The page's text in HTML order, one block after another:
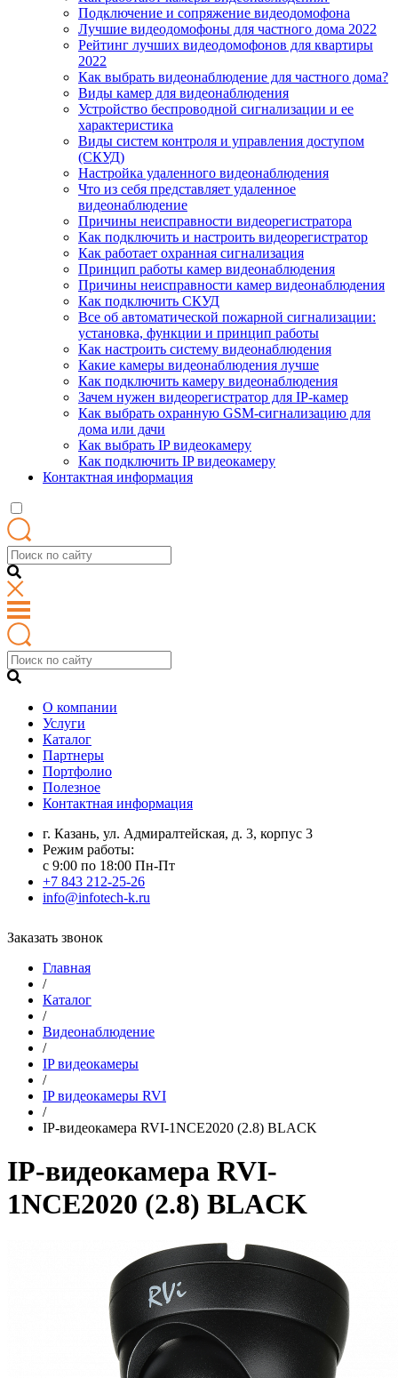
Подключение и сопряжение видеодомофона
Лучшие видеодомофоны для частного дома 2022
Рейтинг лучших видеодомофонов для квартиры
2022
Как выбрать видеонаблюдение для частного дома?
Виды камер для видеонаблюдения
Устройство беспроводной сигнализации и ее
характеристика
Виды систем контроля и управления доступом
(СКУД)
Настройка удаленного видеонаблюдения
Что из себя представляет удаленное
видеонаблюдение
Причины неисправности видеорегистратора
Как подключить и настроить видеорегистратор
Как работает охранная сигнализация
Принцип работы камер видеонаблюдения
Причины неисправности камер видеонаблюдения
Как подключить СКУД
Все об автоматической пожарной сигнализации:
установка, функции и принцип работы
Как настроить систему видеонаблюдения
Какие камеры видеонаблюдения лучше
Как подключить камеру видеонаблюдения
Зачем нужен видеорегистратор для IP-камер
Как выбрать охранную GSM-сигнализацию для
дома или дачи
Как выбрать IP видеокамеру
Как подключить IP видеокамеру
Контактная информация
О компании
Услуги
Каталог
Партнеры
Портфолио
Полезное
Контактная информация
г. Казань, ул. Адмиралтейская, д. 3, корпус 3
Режим работы:
с 9:00 по 18:00 Пн-Пт
+7 843 212-25-26
info@infotech-k.ru
Заказать звонок
Главная
/
Каталог
/
Видеонаблюдение
/
IP видеокамеры
/
IP видеокамеры RVI
/
IP-видеокамера RVI-1NCE2020 (2.8) BLACK
IP-видеокамера RVI-
1NCE2020 (2.8) BLACK